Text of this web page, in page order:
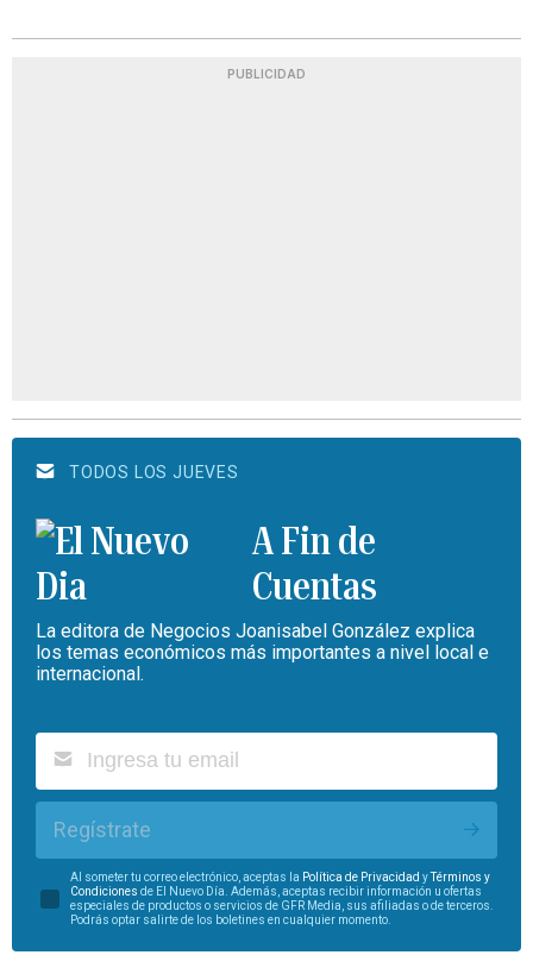
PUBLICIDAD
TODOS LOS JUEVES
A Fin de
Cuentas
La editora de Negocios Joanisabel González explica
los temas económicos más importantes a nivel local e
internacional.
Regístrate
Al someter tu correo electrónico, aceptas la Política de Privacidad yTérminos y
Condiciones de El Nuevo Día. Además, aceptas recibir información u ofertas
especiales de productos o servicios de GFR Media, sus afiliadas o de terceros.
Podrás optar salirte de los boletines en cualquier momento.